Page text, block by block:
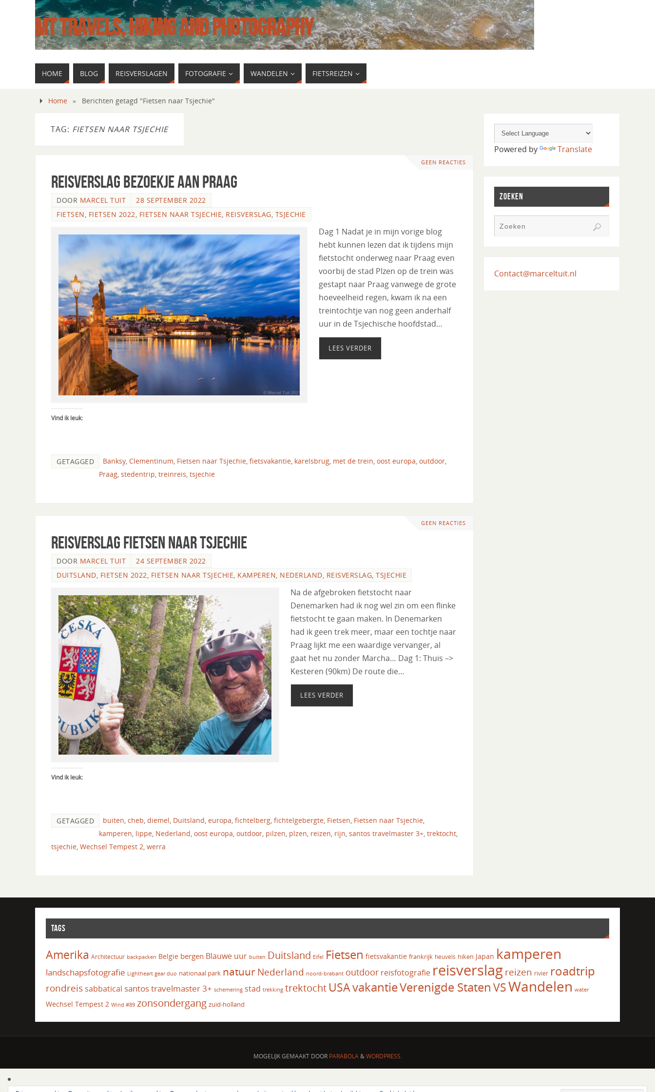
MT TRAVELS, HIKING AND PHOTOGRAPHY
HOME BLOG REISVERSLAGEN FOTOGRAFIE WANDELEN FIETSREIZEN
Home » Berichten getagd "Fietsen naar Tsjechie"
TAG: FIETSEN NAAR TSJECHIE
GEEN REACTIES
Reisverslag bezoekje aan Praag
DOOR MARCEL TUIT
28 SEPTEMBER 2022
FIETSEN, FIETSEN 2022, FIETSEN NAAR TSJECHIE, REISVERSLAG, TSJECHIE
Dag 1 Nadat je in mijn vorige blog
hebt kunnen lezen dat ik tijdens mijn
fietstocht onderweg naar Praag even
voorbij de stad Plzen op de trein was
gestapt naar Praag vanwege de grote
hoeveelheid regen, kwam ik na een
treintochtje van nog geen anderhalf
uur in de Tsjechische hoofdstad…
LEES VERDER
Vind ik leuk:
GETAGGED Banksy, Clementinum, Fietsen naar Tsjechie, fietsvakantie, karelsbrug, met de trein, oost europa, outdoor,
Praag, stedentrip, treinreis, tsjechie
GEEN REACTIES
Reisverslag fietsen naar Tsjechie
DOOR MARCEL TUIT
24 SEPTEMBER 2022
DUITSLAND FIETSEN 2022 FIETSEN NAAR TSJECHIE KAMPEREN NEDERLAND REISVERSLAG TSJECHIE
Na de afgebroken fietstocht naar
Denemarken had ik nog wel zin om een flinke
fietstocht te gaan maken. In Denemarken
had ik geen trek meer, maar een tochtje naar
Praag lijkt me een waardige vervanger, al
gaat het nu zonder Marcha… Dag 1: Thuis –>
Kesteren (90km) De route die…
LEES VERDER
Vind ik leuk:
GETAGGED buiten, cheb, diemel, Duitsland, europa, fichtelberg, fichtelgebergte, Fietsen, Fietsen naar Tsjechie,
kamperen, lippe, Nederland, oost europa, outdoor, pilzen, plzen, reizen, rijn, santos travelmaster 3+, trektocht,
tsjechie, Wechsel Tempest 2, werra
Powered by Translate
ZOEKEN
Contact@marceltuit.nl
TAGS
Amerika Architectuur backpacken Belgie bergen Blauwe uur buiten Duitsland Eifel Fietsen fietsvakantie frankrijk heuvels hiken Japan kamperen
landschapsfotografie Lightheart gear duo nationaal park natuur Nederland noord-brabant outdoor reisfotografie reisverslag reizen rivier roadtrip
rondreis sabbatical santos travelmaster 3+ schemering stad trekking trektocht USAvakantieVerenigde StatenVSWandelen water
Wechsel Tempest 2 Wind #89 zonsondergang zuid-holland
MOGELIJK GEMAAKT DOOR PARABOLA&WORDPRESS.